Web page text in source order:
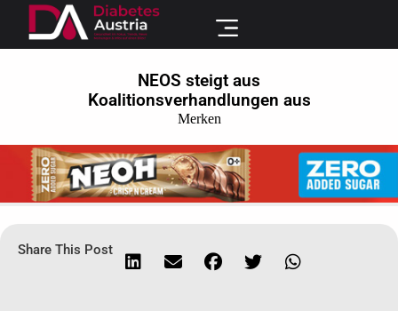
NEOS steigt aus
Koalitionsverhandlungen aus
Merken
Share This Post